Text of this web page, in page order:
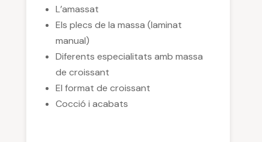
L’amassat
Els plecs de la massa (laminat
manual)
Diferents especialitats amb massa
de croissant
El format de croissant
Cocció i acabats